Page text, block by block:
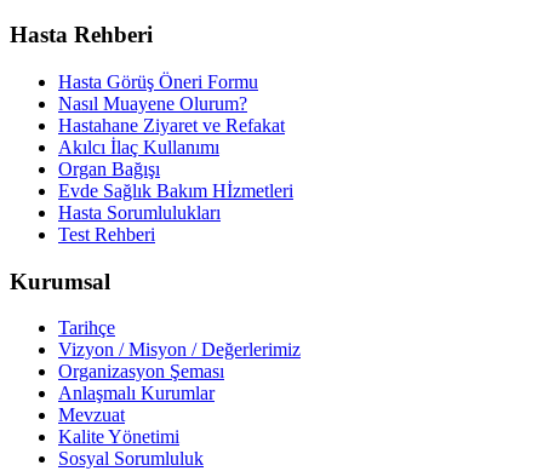
Hasta Rehberi
Hasta Görüş Öneri Formu
Nasıl Muayene Olurum?
Hastahane Ziyaret ve Refakat
Akılcı İlaç Kullanımı
Organ Bağışı
Evde Sağlık Bakım Hİzmetleri
Hasta Sorumlulukları
Test Rehberi
Kurumsal
Tarihçe
Vizyon / Misyon / Değerlerimiz
Organizasyon Şeması
Anlaşmalı Kurumlar
Mevzuat
Kalite Yönetimi
Sosyal Sorumluluk